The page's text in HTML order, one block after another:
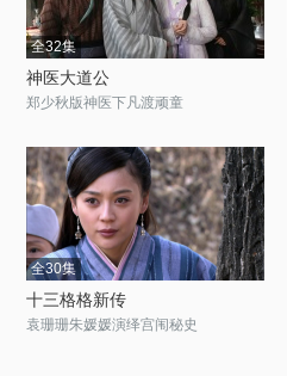
全32集
神医大道公
郑少秋版神医下凡渡顽童
全30集
十三格格新传
袁珊珊朱媛媛演绎宫闱秘史